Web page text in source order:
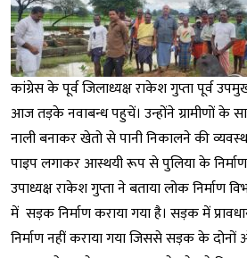
कांग्रेस के पूर्व जिलाध्यक्ष राकेश गुप्ता पूर्व
आज तड़के नवाबन्ध पहुचें। उन्होंने ग्रामीणों के
नाली बनाकर खेतो से पानी निकालने की
पाइप लगाकर आस्थयी रूप से पुलिया के निर्माण
उपाध्यक्ष राकेश गुप्ता ने बताया लोक निर्माण
में सड़क निर्माण कराया गया है। सड़क में
निर्माण नहीं कराया गया जिससे सड़क के